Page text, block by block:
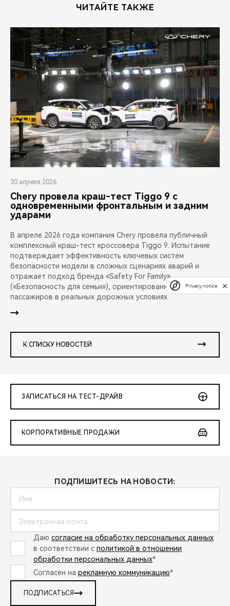
ЧИТАЙТЕ ТАКЖЕ
30 апреля 2026
Chery провела краш-тест Tiggo 9 с
одновременными фронтальным и задним
ударами
В апреле 2026 года компания Chery провела публичный
комплексный краш-тест кроссовера Tiggo 9. Испытание
подтверждает эффективность ключевых систем
безопасности модели в сложных сценариях аварий и
отражает подход бренда «Safety For Family»
(«Безопасность для семьи»), ориентированный на защиту
пассажиров в реальных дорожных условиях.
К СПИСКУ НОВОСТЕЙ
ЗАПИСАТЬСЯ НА ТЕСТ-ДРАЙВ
КОРПОРАТИВНЫЕ ПРОДАЖИ
ПОДПИШИТЕСЬ НА НОВОСТИ:
Даю согласие на обработку персональных данных
в соответствии с политикой в отношении
обработки персональных данных*
Согласен на рекламную коммуникацию*
ПОДПИСАТЬСЯ
Privacy notice